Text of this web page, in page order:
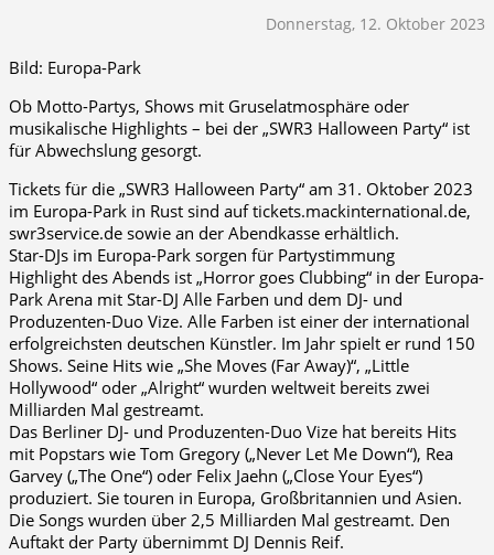
Donnerstag, 12. Oktober 2023
Bild: Europa-Park
Ob Motto-Partys, Shows mit Gruselatmosphäre oder
musikalische Highlights – bei der „SWR3 Halloween Party“ ist
für Abwechslung gesorgt.
Tickets für die „SWR3 Halloween Party“ am 31. Oktober 2023
im Europa-Park in Rust sind auf tickets.mackinternational.de,
swr3service.de sowie an der Abendkasse erhältlich.
Star-DJs im Europa-Park sorgen für Partystimmung
Highlight des Abends ist „Horror goes Clubbing“ in der Europa-
Park Arena mit Star-DJ Alle Farben und dem DJ- und
Produzenten-Duo Vize. Alle Farben ist einer der international
erfolgreichsten deutschen Künstler. Im Jahr spielt er rund 150
Shows. Seine Hits wie „She Moves (Far Away)“, „Little
Hollywood“ oder „Alright“ wurden weltweit bereits zwei
Milliarden Mal gestreamt.
Das Berliner DJ- und Produzenten-Duo Vize hat bereits Hits
mit Popstars wie Tom Gregory („Never Let Me Down“), Rea
Garvey („The One“) oder Felix Jaehn („Close Your Eyes“)
produziert. Sie touren in Europa, Großbritannien und Asien.
Die Songs wurden über 2,5 Milliarden Mal gestreamt. Den
Auftakt der Party übernimmt DJ Dennis Reif.